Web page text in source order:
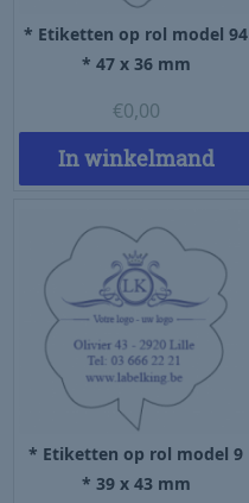
* Etiketten op rol model 94
* 47 x 36 mm
€0,00
In winkelmand
* Etiketten op rol model 9
* 39 x 43 mm